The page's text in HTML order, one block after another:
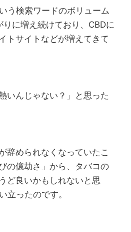
う検索ワードのボリューム
に増え続けており、CBDに
トサイトなどが増えてきて
いんじゃない？」と思った
辞められなくなっていたこ
の億劫さ」から、タバコの
ど良いかもしれないと思
立ったのです。